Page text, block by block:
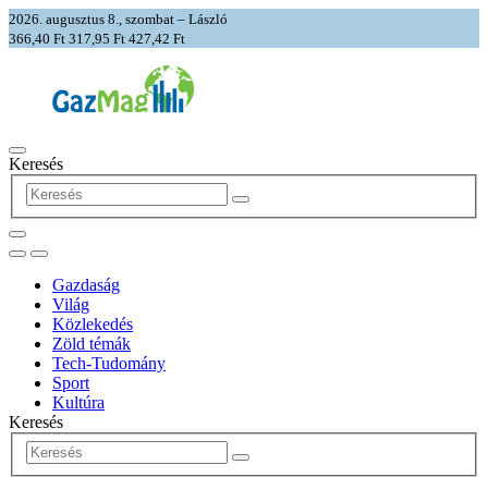
2026. augusztus 8., szombat – László
366,40 Ft 317,95 Ft 427,42 Ft
Keresés
Gazdaság
Világ
Közlekedés
Zöld témák
Tech-Tudomány
Sport
Kultúra
Keresés